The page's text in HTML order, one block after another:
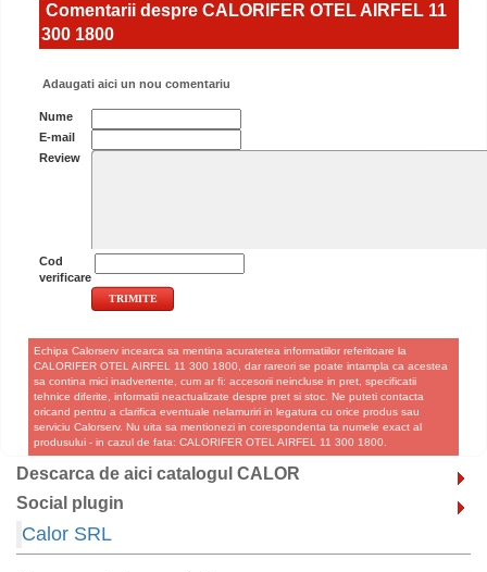
Comentarii despre CALORIFER OTEL AIRFEL 11
300 1800
Adaugati aici un nou comentariu
Nume
E-mail
Review
Cod
verificare
Echipa Calorserv incearca sa mentina acuratetea informatiilor referitoare la
CALORIFER OTEL AIRFEL 11 300 1800, dar rareori se poate intampla ca acestea
sa contina mici inadvertente, cum ar fi: accesorii neincluse in pret, specificatii
tehnice diferite, informatii neactualizate despre pret si stoc. Ne puteti contacta
oricand pentru a clarifica eventuale nelamuriri in legatura cu orice produs sau
serviciu Calorserv. Nu uita sa mentionezi in corespondenta ta numele exact al
produsului - in cazul de fata: CALORIFER OTEL AIRFEL 11 300 1800.
Descarca de aici catalogul CALOR
Social plugin
Calor SRL